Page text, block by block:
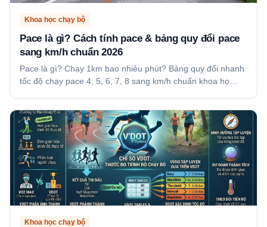
Khoa học chạy bộ
Pace là gì? Cách tính pace & bảng quy đổi pace
sang km/h chuẩn 2026
Pace là gì? Chạy 1km bao nhiêu phút? Bảng quy đổi nhanh
tốc độ chạy pace 4, 5, 6, 7, 8 sang km/h chuẩn khoa họ…
Khoa học chạy bộ